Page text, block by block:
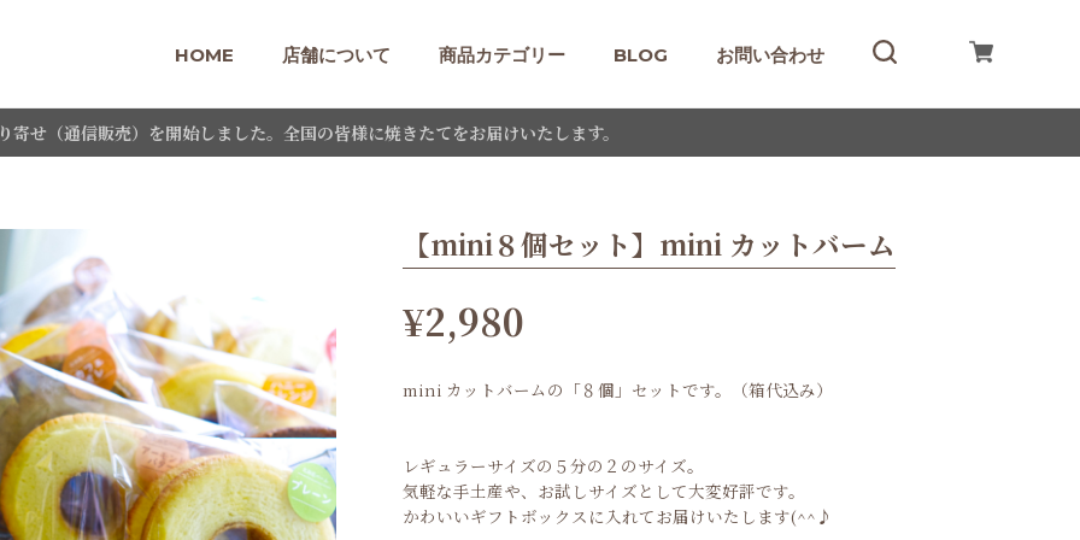
HOME 店舗について 商品カテゴリー BLOG お問い合わせ
寄せ（通信販売）を開始しました。全国の皆様に焼きたてをお届けいたします。
【mini８個セット】mini カットバーム
¥2,980
mini カットバームの「８個」セットです。（箱代込み）
レギュラーサイズの５分の２のサイズ。
気軽な手土産や、お試しサイズとして大変好評です。
かわいいギフトボックスに入れてお届けいたします(^^♪